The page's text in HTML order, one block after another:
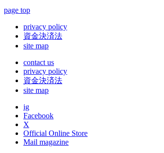
page top
privacy policy
資金決済法
site map
contact us
privacy policy
資金決済法
site map
ig
Facebook
X
Official Online Store
Mail magazine